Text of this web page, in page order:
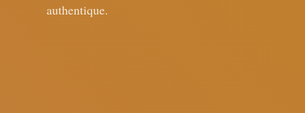
authentique.